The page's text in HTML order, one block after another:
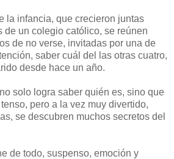
la infancia, que crecieron juntas
de un colegio católico, se reúnen
de no verse, invitadas por una de
saber cuál del las otras cuatro,
desde hace un año.
solo logra saber quién es, sino que
pero a la vez muy divertido,
se descubren muchos secretos del
de todo, suspenso, emoción y